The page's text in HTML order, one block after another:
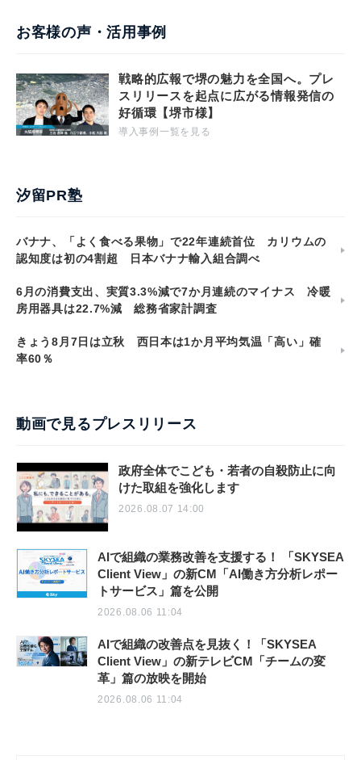
お客様の声・活用事例
戦略的広報で堺の魅力を全国へ。プレ
スリリースを起点に広がる情報発信の
好循環【堺市様】
導入事例一覧を見る
汐留PR塾
バナナ、「よく食べる果物」で22年連続首位 カリウムの
認知度は初の4割超 日本バナナ輸入組合調べ
6月の消費支出、実質3.3%減で7か月連続のマイナス 冷暖
房用器具は22.7%減 総務省家計調査
きょう8月7日は立秋 西日本は1か月平均気温「高い」確
率60％
動画で見るプレスリリース
政府全体でこども・若者の自殺防止に向
けた取組を強化します
2026.08.07 14:00
AIで組織の業務改善を支援する！ 「SKYSEA
Client View」の新CM「AI働き方分析レポー
トサービス」篇を公開
2026.08.06 11:04
AIで組織の改善点を見抜く！「SKYSEA
Client View」の新テレビCM「チームの変
革」篇の放映を開始
2026.08.06 11:04